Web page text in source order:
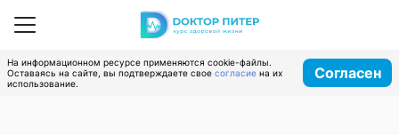
На информационном ресурсе применяются cookie-файлы.
Оставаясь на сайте, вы подтверждаете свое согласие на их
использование.
Согласен